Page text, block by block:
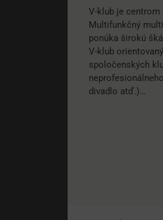
V-klub je centrom
Multifunkčný
ponúka širokú
V-klub
spoločenských
divadlo atď.)…